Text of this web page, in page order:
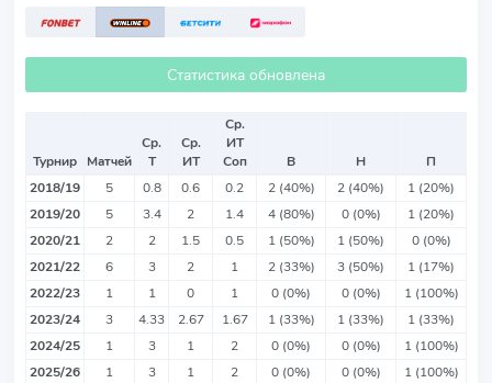
Статистика обновлена
Турнир Матчей
Ср.
Т
Ср.
ИТ
Ср.
ИТ
Соп
В Н
П
2018/19
5 0.8 0.6 0.2 2 (40%) 2 (40%)
1 (20%)
2019/20
5 3.4 2 1.4 4 (80%) 0 (0%)
1 (20%)
2020/21
2 2 1.5 0.5 1 (50%) 1 (50%)
0 (0%)
2021/22
6 3 2 1 2 (33%) 3 (50%)
1 (17%)
2022/23
1 1 0 1 0 (0%) 0 (0%)
1 (100%)
2023/24
3 4.33 2.67 1.67 1 (33%) 1 (33%)
1 (33%)
2024/25
1 3 1 2 0 (0%) 0 (0%)
1 (100%)
2025/26
1 3 1 2 0 (0%) 0 (0%)
1 (100%)